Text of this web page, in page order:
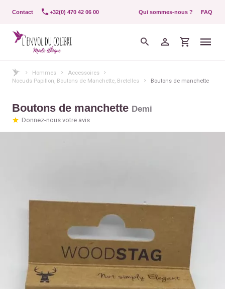
Contact +32(0) 470 42 06 00 Qui sommes-nous ? FAQ
Hommes
Accessoires
Noeuds Papillon, Boutons de Manchette, Bretelles
Boutons de manchette
Boutons de manchette Demi
Donnez-nous votre avis